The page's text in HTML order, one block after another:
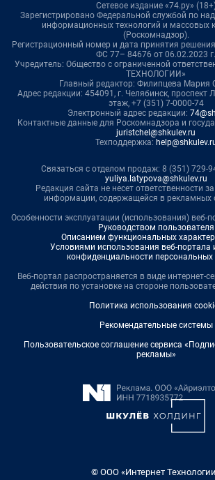
Сетевое издание «74.ру»
Зарегистрировано Федеральной службой по
информационных технологий и массовых
(Роскомнадзор).
Регистрационный номер и дата принятия
ФС 77– 84676 от 06.02.2023 г.
Учредитель: Общество с ограниченной
ТЕХНОЛОГИИ»
Главный редактор: Филипцева Мария
Адрес редакции: 454091, г. Челябинск, проспект
этаж, +7 (351) 7-0000-74
Электронный адрес редакции:
Контактные данные для Роскомнадзора и
juristchel@shkulev.ru
Техподдержка:
Связаться с отделом продаж: 8 (351) 729-
yuliya.latypova@shkulev.ru
Редакция сайта не несет ответственности
информации, содержащейся в рекламных
Особенности эксплуатации (использования) веб-
Руководством пользователя
Описанием функциональных
Условиями использования веб-портала
конфиденциальности
Веб-портал распространяется в виде интернет-
действия по установке на стороне
Политика использования
Рекомендательные системы
Пользовательское соглашение сервиса
рекламы»
© ООО «Интернет